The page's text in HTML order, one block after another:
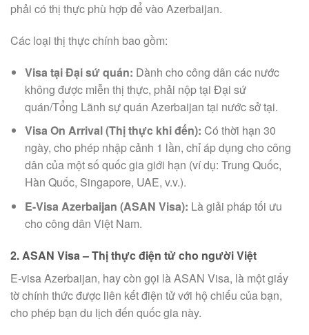
phải có thị thực phù hợp để vào Azerbaijan.
Các loại thị thực chính bao gồm:
Visa tại Đại sứ quán: Dành cho công dân các nước
không được miễn thị thực, phải nộp tại Đại sứ
quán/Tổng Lãnh sự quán Azerbaijan tại nước sở tại.
Visa On Arrival (Thị thực khi đến): Có thời hạn 30
ngày, cho phép nhập cảnh 1 lần, chỉ áp dụng cho công
dân của một số quốc gia giới hạn (ví dụ: Trung Quốc,
Hàn Quốc, Singapore, UAE, v.v.).
E-Visa Azerbaijan (ASAN Visa): Là giải pháp tối ưu
cho công dân Việt Nam.
2. ASAN Visa – Thị thực điện tử cho người Việt
E-visa Azerbaijan, hay còn gọi là ASAN Visa, là một giấy
tờ chính thức được liên kết điện tử với hộ chiếu của bạn,
cho phép bạn du lịch đến quốc gia này.